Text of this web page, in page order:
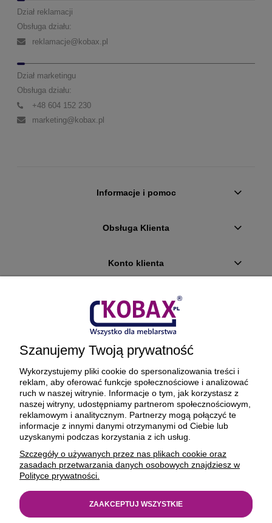
Dział reklamacji
Obsługa działu:
reklamacje@kobax.pl
Dział marketingu
Obsługa działu:
+48 604 152 230
marketing@kobax.pl
Informacje i pomoc
Obsługa Klienta
Konto klienta
Płatności i dostawa
Ciekawostki
O firmie
BEZPIECZNE PŁATNOŚCI ORAZ DOSTAWA
Szanujemy Twoją prywatność
Wykorzystujemy pliki cookie do spersonalizowania treści i
reklam, aby oferować funkcje społecznościowe i analizować
ruch w naszej witrynie. Informacje o tym, jak korzystasz z
naszej witryny, udostępniamy partnerom społecznościowym,
reklamowym i analitycznym. Partnerzy mogą połączyć te
informacje z innymi danymi otrzymanymi od Ciebie lub
uzyskanymi podczas korzystania z ich usług.
Szczegóły o używanych przez nas plikach cookie oraz
zasadach przetwarzania danych osobowych znajdziesz w
Polityce prywatności.
ZAAKCEPTUJ WSZYSTKIE